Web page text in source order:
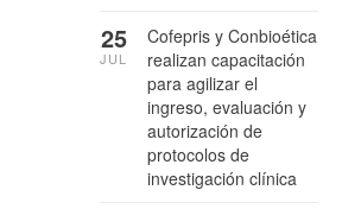
Cofepris y Conbioética
realizan capacitación
para agilizar el
ingreso, evaluación y
autorización de
protocolos de
investigación clínica
25
JUL